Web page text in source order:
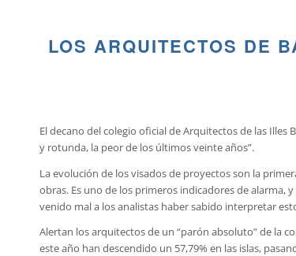
LOS ARQUITECTOS DE
El decano del colegio oficial de Arquitectos de las Illes
y rotunda, la peor de los últimos veinte años”.
La evolución de los visados de proyectos son la
obras. Es uno de los primeros indicadores de alarma,
venido mal a los analistas haber sabido interpretar
Alertan los arquitectos de un “parón absoluto” de la
este año han descendido un 57,79% en las islas,